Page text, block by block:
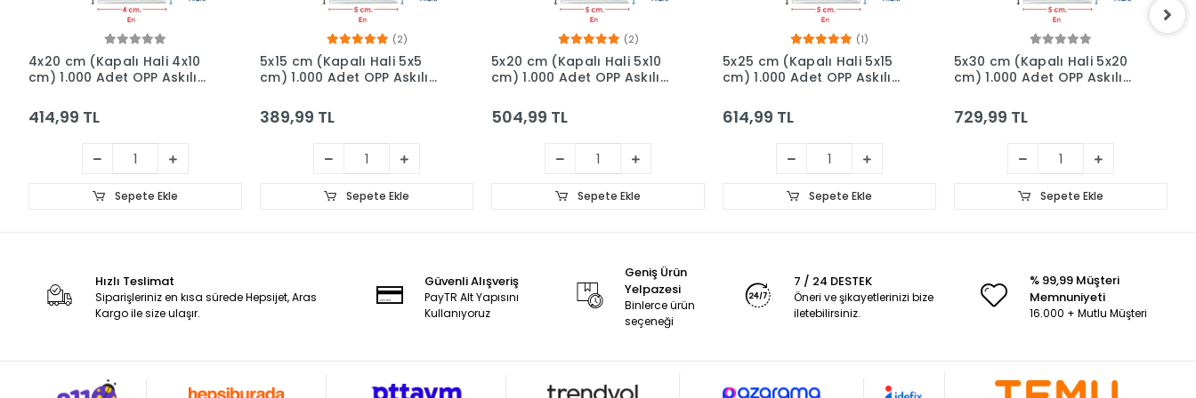
4x20 cm (Kapalı Hali 4x10
cm) 1.000 Adet OPP Askılı
414,99 TL
Sepete Ekle
(2)
5x15 cm (Kapalı Hali 5x5
cm) 1.000 Adet OPP Askılı
389,99 TL
Sepete Ekle
(2)
5x20 cm (Kapalı Hali 5x10
cm) 1.000 Adet OPP Askılı
504,99 TL
Sepete Ekle
(1)
5x25 cm (Kapalı Hali 5x15
cm) 1.000 Adet OPP Askılı
614,99 TL
Sepete Ekle
5x30 cm (Kapalı Hali 5x20
cm) 1.000 Adet OPP Askılı
729,99 TL
Sepete Ekle
Hızlı Teslimat
Siparişleriniz en kısa sürede Hepsijet, Aras
Kargo ile size ulaşır.
Güvenli Alışveriş
PayTR Alt Yapısını
Kullanıyoruz
Geniş Ürün
Yelpazesi
Binlerce ürün
seçeneği
7 / 24 DESTEK
Öneri ve şikayetlerinizi bize
iletebilirsiniz.
% 99,99 Müşteri
Memnuniyeti
16.000 + Mutlu Müşteri